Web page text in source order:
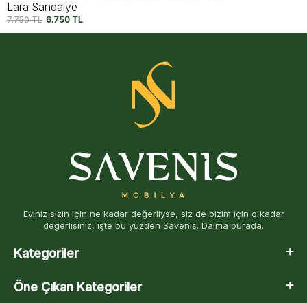
Lara Sandalye
7.750TL 6.750 TL
Eviniz sizin için ne kadar değerliyse, siz de bizim için o kadar
değerlisiniz, işte bu yüzden Savenis. Daima burada.
Kategoriler
Öne Çıkan Kategoriler